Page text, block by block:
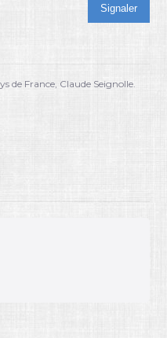
Signaler
de France, Claude Seignolle.